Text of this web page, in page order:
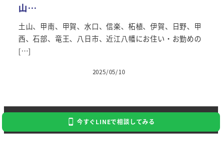
山…
土山、甲南、甲賀、水口、信楽、柘植、伊賀、日野、甲
西、石部、竜王、八日市、近江八幡にお住い・お勤めの
[…]
投稿日
2025/05/10
Copyright 2024 Kaitori Daikichi
今すぐLINEで相談してみる